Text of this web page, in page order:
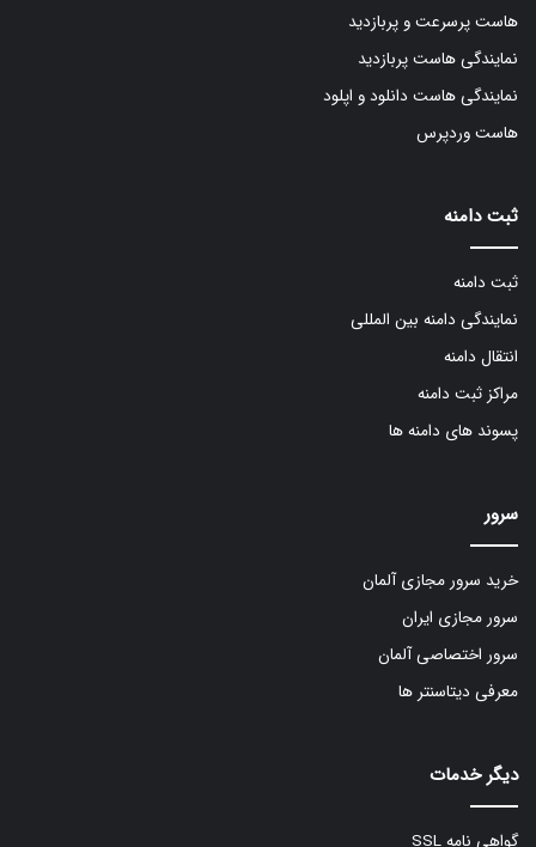
هاست پرسرعت و پربازدید
نمایندگی هاست پربازدید
نمایندگی هاست دانلود و اپلود
هاست وردپرس
ثبت دامنه
ثبت دامنه
نمایندگی دامنه بین المللی
انتقال دامنه
مراکز ثبت دامنه
پسوند های دامنه ها
سرور
خرید سرور مجازی آلمان
سرور مجازی ایران
سرور اختصاصی آلمان
معرفی دیتاسنتر ها
دیگر خدمات